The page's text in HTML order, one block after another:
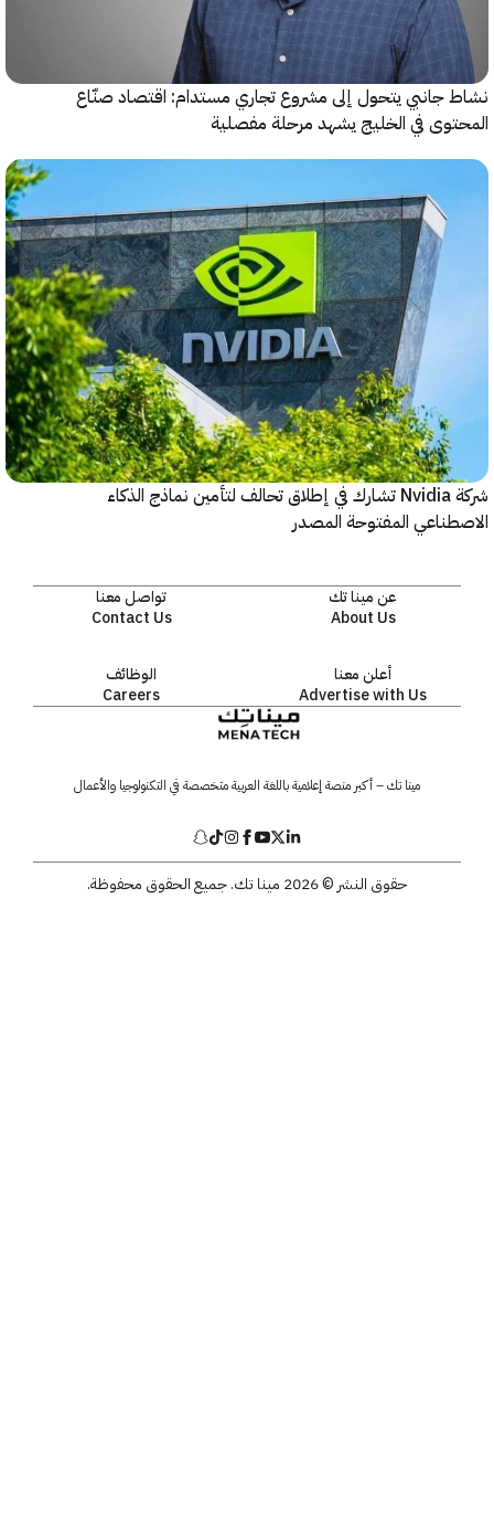
جانبي يتحول إلى مشروع تجاري مستدام: اقتصاد صنّاع
في الخليج يشهد مرحلة مفصلية
شركة Nvidia تشارك في إطلاق تحالف لتأمين نماذج الذكاء
المفتوحة المصدر
عن مينا تك
About Us
تواصل معنا
Contact Us
أعلن معنا
Advertise with Us
الوظائف
Careers
مينا تك – أكبر منصة إعلامية باللغة العربية متخصصة في التكنولوجيا والأعمال
حقوق النشر © 2026 مينا تك. جميع الحقوق محفوظة.